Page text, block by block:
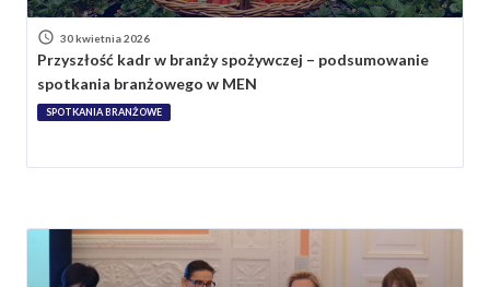
30 kwietnia 2026
Przyszłość kadr w branży spożywczej – podsumowanie
spotkania branżowego w MEN
SPOTKANIA BRANŻOWE